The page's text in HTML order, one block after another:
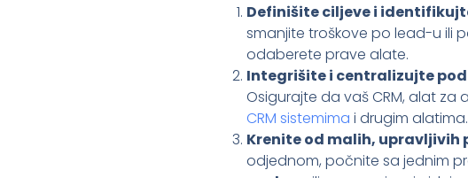
Definišite ciljeve i
smanjite troškove po lead-u ili
odaberete prave alate.
Integrišite i centralizujte
Osigurajte da vaš CRM, alat za
CRM sistemima i drugim alatima.
Krenite od malih, upravljivih
odjednom, počnite sa jednim